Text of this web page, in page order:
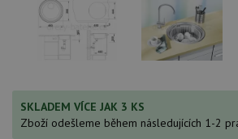
SKLADEM VÍCE JAK 3 KS
Zboží odešleme během následujících 1-2